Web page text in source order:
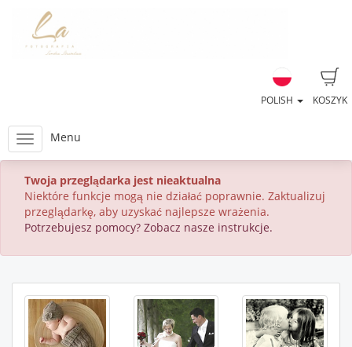
KOSZYK
POLISH
Menu
Twoja przeglądarka jest nieaktualna
Niektóre funkcje mogą nie działać poprawnie. Zaktualizuj
przeglądarkę, aby uzyskać najlepsze wrażenia.
Potrzebujesz pomocy? Zobacz nasze instrukcje.